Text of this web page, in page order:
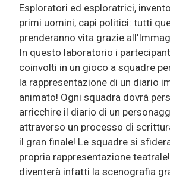
Esploratori ed esploratrici,
primi uomini, capi politici: tutti
prenderanno vita grazie
In questo laboratorio i
coinvolti in un gioco a squadre
la rappresentazione di un diario
animato! Ogni squadra dovrà
arricchire il diario di un
attraverso un processo di
il gran finale! Le squadre si
propria rappresentazione
diventerà infatti la scenografia